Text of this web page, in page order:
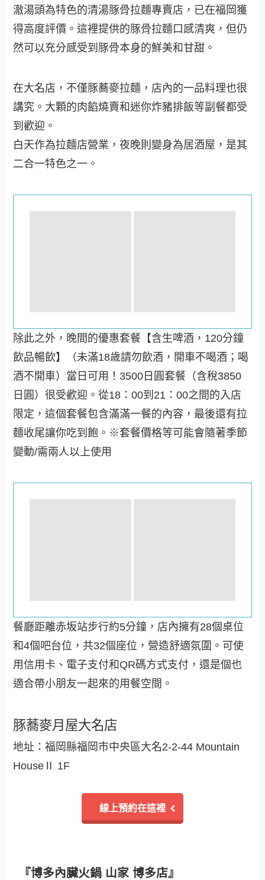
澈湯頭為特色的清湯豚骨拉麵專賣店，已在福岡獲
得高度評價。這裡提供的豚骨拉麵口感清爽，但仍
然可以充分感受到豚骨本身的鮮美和甘甜。
在大名店，不僅豚蕎麥拉麵，店內的一品料理也很
講究。大顆的肉餡燒賣和迷你炸豬排飯等副餐都受
到歡迎。
白天作為拉麵店營業，夜晚則變身為居酒屋，是其
二合一特色之一。
除此之外，晚間的優惠套餐【含生啤酒，120分鐘
飲品暢飲】（未滿18歲請勿飲酒，開車不喝酒；喝
酒不開車）當日可用！3500日圓套餐（含稅3850
日圓）很受歡迎。從18：00到21：00之間的入店
限定，這個套餐包含滿滿一餐的內容，最後還有拉
麵收尾讓你吃到飽。※套餐價格等可能會隨著季節
變動/需兩人以上使用
餐廳距離赤坂站步行約5分鐘，店內擁有28個桌位
和4個吧台位，共32個座位，營造舒適氛圍。可使
用信用卡、電子支付和QR碼方式支付，還是個也
適合帶小朋友一起來的用餐空間。
豚蕎麥月屋大名店
地址：福岡縣福岡市中央區大名2-2-44 Mountain
HouseⅡ 1F
線上預約在這裡
『博多內臟火鍋 山家 博多店』